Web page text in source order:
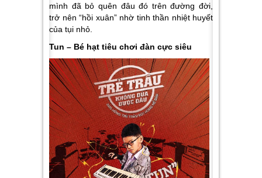
mình đã bỏ quên đâu đó trên đường đời,
trở nên “hồi xuân” nhờ tinh thần nhiệt huyết
của tụi nhỏ.
Tun – Bé hạt tiêu chơi đàn cực siêu